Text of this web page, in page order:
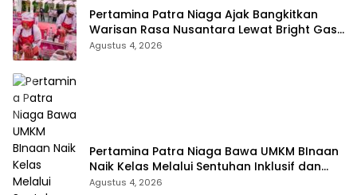
Pertamina Patra Niaga Ajak Bangkitkan
Warisan Rasa Nusantara Lewat Bright Gas
Cooking Competition 2026
Agustus 4, 2026
Pertamina Patra Niaga Bawa UMKM BInaan
Naik Kelas Melalui Sentuhan Inklusif dan
Strategi Storytelling
Agustus 4, 2026